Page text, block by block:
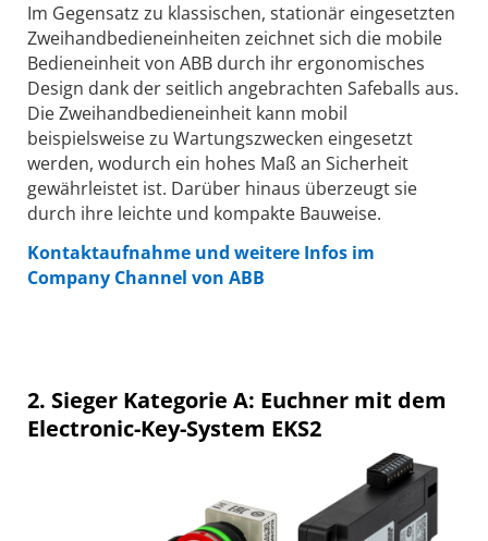
Im Gegensatz zu klassischen, stationär eingesetzten
Zweihandbedieneinheiten zeichnet sich die mobile
Bedieneinheit von ABB durch ihr ergonomisches
Design dank der seitlich angebrachten Safeballs aus.
Die Zweihandbedieneinheit kann mobil
beispielsweise zu Wartungszwecken eingesetzt
werden, wodurch ein hohes Maß an Sicherheit
gewährleistet ist. Darüber hinaus überzeugt sie
durch ihre leichte und kompakte Bauweise.
Kontaktaufnahme und weitere Infos im
Company Channel von ABB
2. Sieger Kategorie A: Euchner mit dem
Electronic-Key-System EKS2